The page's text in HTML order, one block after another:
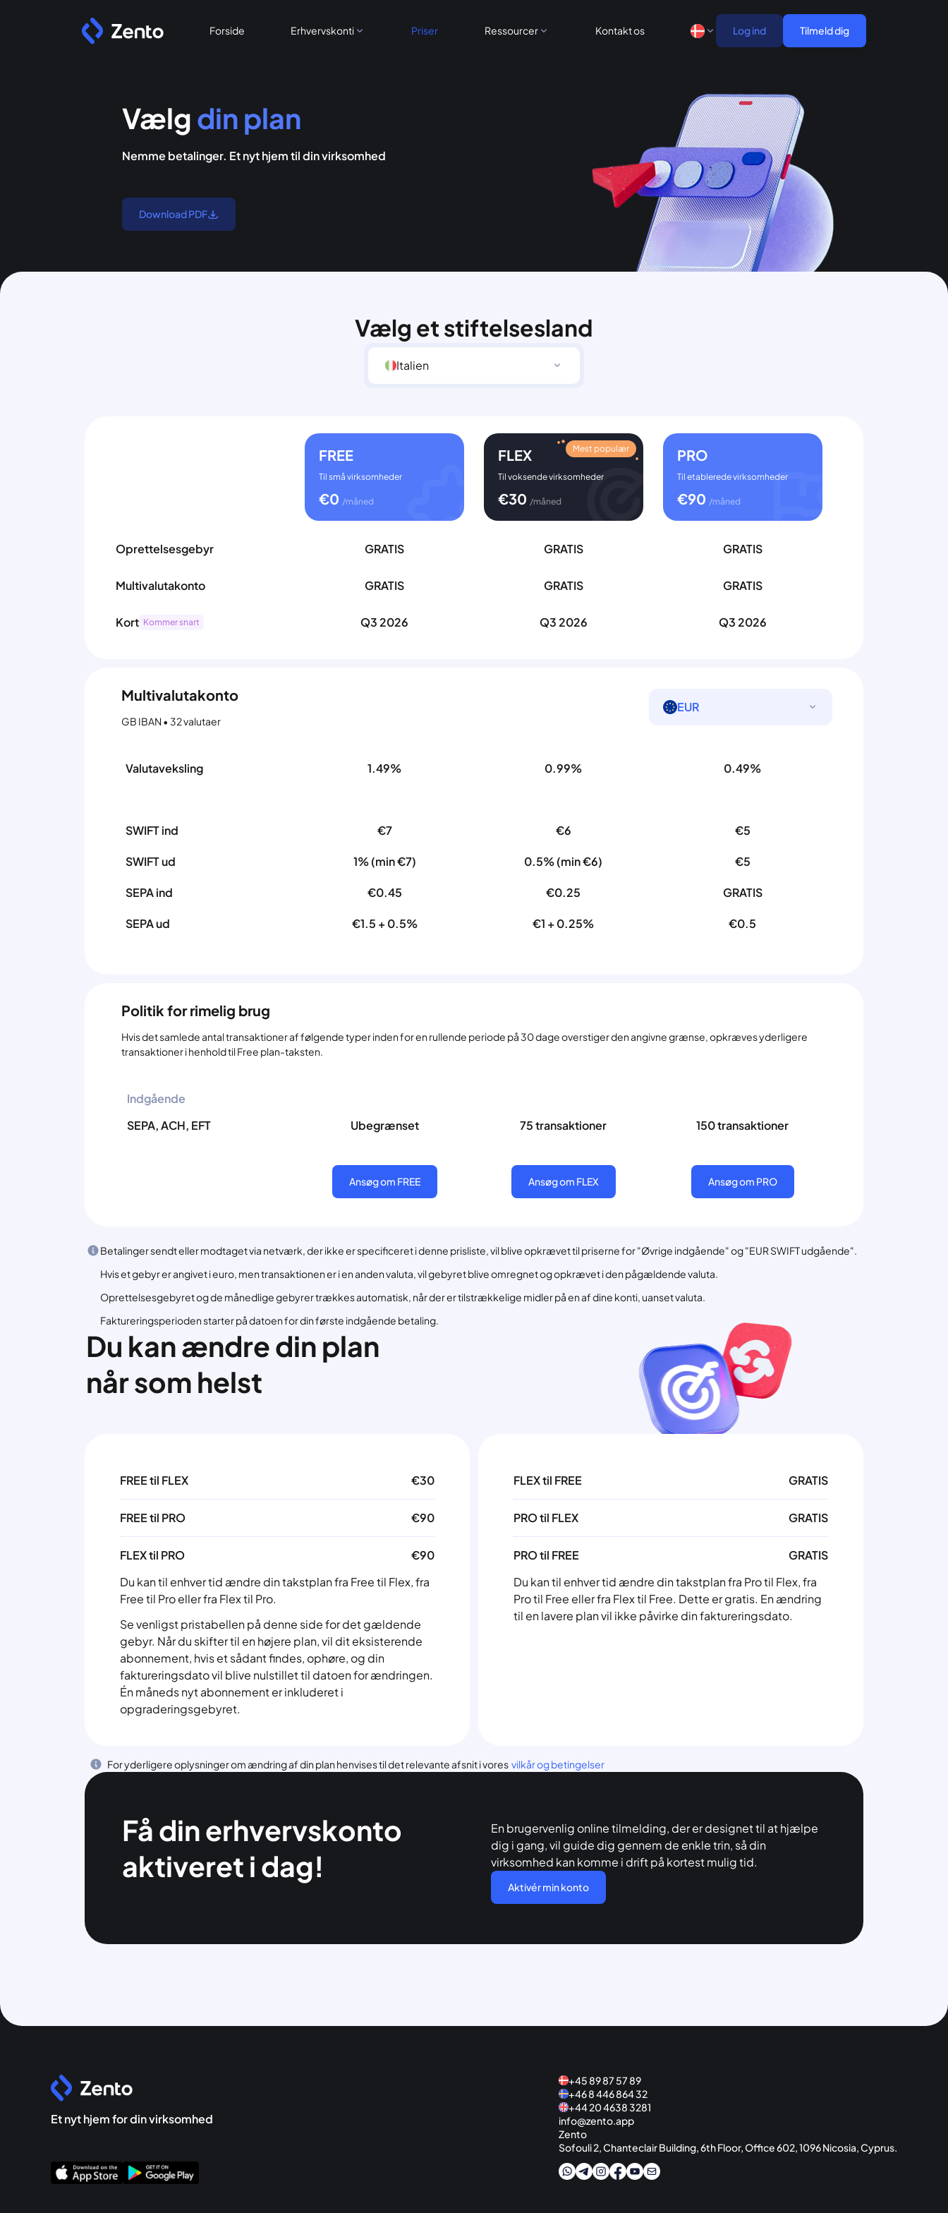
Forside Erhvervskonti Priser Ressourcer Kontakt os Log ind Tilmeld dig
Vælg din plan
Nemme betalinger. Et nyt hjem til din virksomhed
Download PDF
Vælg et stiftelsesland
Italien
FREE
Til små virksomheder
€0 /måned
FLEX Mest populær
Til voksende virksomheder
€30 /måned
PRO
Til etablerede virksomheder
€90 /måned
Oprettelsesgebyr GRATIS GRATIS GRATIS
Multivalutakonto GRATIS GRATIS GRATIS
Kort Kommer snart Q3 2026 Q3 2026 Q3 2026
Multivalutakonto
GB IBAN • 32 valutaer
EUR
Valutaveksling 1.49% 0.99% 0.49%
SWIFT ind €7 €6 €5
SWIFT ud 1% (min €7) 0.5% (min €6) €5
SEPA ind €0.45 €0.25 GRATIS
SEPA ud €1.5 + 0.5% €1 + 0.25% €0.5
Politik for rimelig brug
Hvis det samlede antal transaktioner af følgende typer inden for en rullende periode på 30 dage overstiger den angivne grænse, opkræves yderligere
transaktioner i henhold til Free plan-taksten.
Indgående
SEPA, ACH, EFT
Ubegrænset 75 transaktioner 150 transaktioner
Ansøg om FREE Ansøg om FLEX Ansøg om PRO
Betalinger sendt eller modtaget via netværk, der ikke er specificeret i denne prisliste, vil blive opkrævet til priserne for "Øvrige indgående" og "EUR SWIFT udgående".
Hvis et gebyr er angivet i euro, men transaktionen er i en anden valuta, vil gebyret blive omregnet og opkrævet i den pågældende valuta.
Oprettelsesgebyret og de månedlige gebyrer trækkes automatisk, når der er tilstrækkelige midler på en af dine konti, uanset valuta.
Faktureringsperioden starter på datoen for din første indgående betaling.
Du kan ændre din plan
når som helst
FREE til FLEX €30
FREE til PRO €90
FLEX til PRO
€90
Du kan til enhver tid ændre din takstplan fra Free til Flex, fra
Free til Pro eller fra Flex til Pro.
Se venligst pristabellen på denne side for det gældende
gebyr. Når du skifter til en højere plan, vil dit eksisterende
abonnement, hvis et sådant findes, ophøre, og din
faktureringsdato vil blive nulstillet til datoen for ændringen.
Én måneds nyt abonnement er inkluderet i
opgraderingsgebyret.
FLEX til FREE GRATIS
PRO til FLEX GRATIS
PRO til FREE
GRATIS
Du kan til enhver tid ændre din takstplan fra Pro til Flex, fra
Pro til Free eller fra Flex til Free. Dette er gratis. En ændring
til en lavere plan vil ikke påvirke din faktureringsdato.
For yderligere oplysninger om ændring af din plan henvises til det relevante afsnit i vores vilkår og betingelser
Få din erhvervskonto
aktiveret i dag!
En brugervenlig online tilmelding, der er designet til at hjælpe
dig i gang, vil guide dig gennem de enkle trin, så din
virksomhed kan komme i drift på kortest mulig tid.
Aktivér min konto
Et nyt hjem for din virksomhed
+45 89 87 57 89
+46 8 446 864 32
+44 20 4638 3281
info@zento.app
Zento
Sofouli 2, Chanteclair Building, 6th Floor, Office 602, 1096 Nicosia, Cyprus.